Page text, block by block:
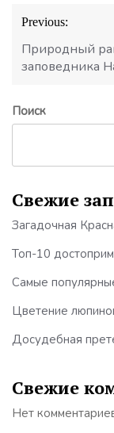
Навигация
по
записям
Previous:
Природный
заповедника
Поиск
Свежие
Загадочная
Топ-10
Самые
Цветение
Досудебная
Свежие
Нет